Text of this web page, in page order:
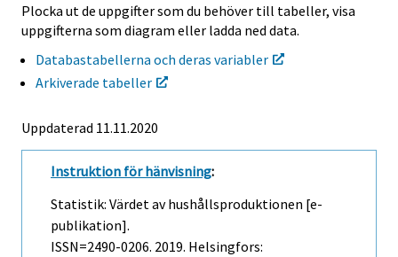
Plocka ut de uppgifter som du behöver till tabeller, visa
uppgifterna som diagram eller ladda ned data.
Databastabellerna och deras variabler
Arkiverade tabeller
Uppdaterad 11.11.2020
Instruktion för hänvisning:
Statistik: Värdet av hushållsproduktionen [e-
publikation].
ISSN=2490-0206. 2019. Helsingfors: